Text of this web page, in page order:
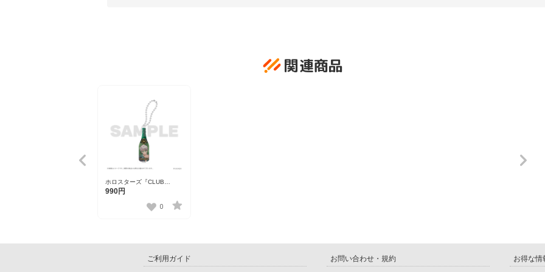
関連商品
ホロスターズ『CLUB
HOLOSTARS』オリシャン
990円
0
ご利用ガイド お問い合わせ・規約
お得な情